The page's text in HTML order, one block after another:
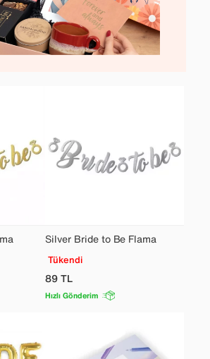
Silver Bride to Be Flama
Tükendi
89TL
Hızlı Gönderim